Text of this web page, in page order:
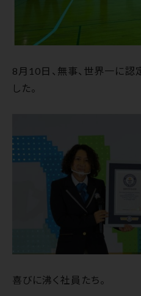
8月10日、無事、世界一に認
した。
喜びに沸く社員たち。